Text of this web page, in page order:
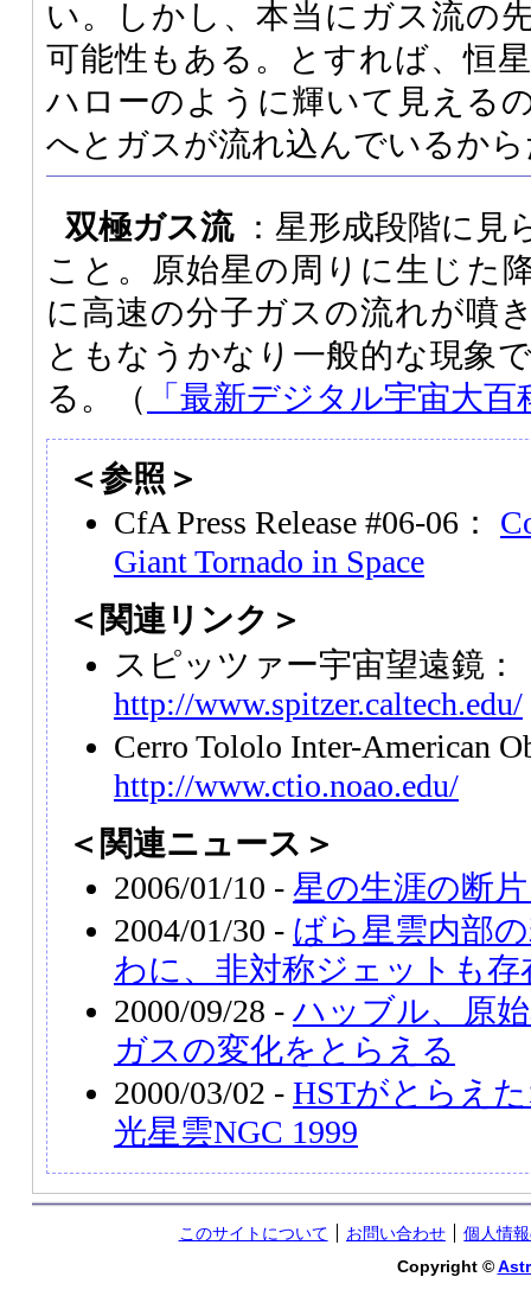
い。しかし、本当にガス流の
可能性もある。とすれば、恒
ハローのように輝いて見える
へとガスが流れ込んでいるか
双極ガス流 ：星形成段階に
こと。原始星の周りに生じた
に高速の分子ガスの流れが噴
ともなうかなり一般的な現象
る。（
「最新デジタル宇宙大百
＜参照＞
CfA Press Release #06-06：
Giant Tornado in Space
＜関連リンク＞
スピッツァー宇宙望遠鏡：
http://www.spitzer.caltech.edu/
Cerro Tololo Inter-American
http://www.ctio.noao.edu/
＜関連ニュース＞
2006/01/10 - 星の生涯の断
2004/01/30 - ばら星雲内部
わに、非対称ジェットも存
2000/09/28 - ハッブル、原
ガスの変化をとらえる
2000/03/02 - HSTがとらえ
光星雲NGC 1999
このサイトについて お問い合わせ
個人情
Copyright ©